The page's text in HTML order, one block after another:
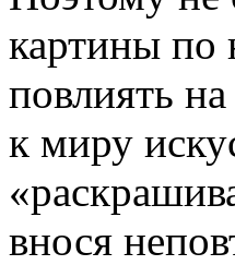
картины по
повлиять
к миру
внося